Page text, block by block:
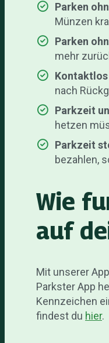
Parken
Münzen
Parken
mehr
Kontaktlos
nach
Parkzeit
hetzen
Parkzeit
bezahlen,
Wie
auf
Mit unserer
Parkster App
Kennzeichen
findest du hier.